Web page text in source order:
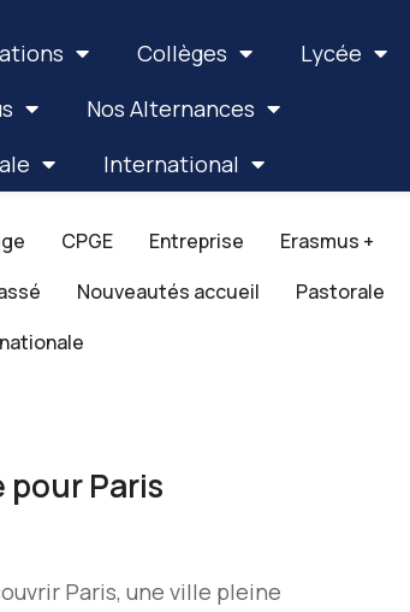
Collèges
Lycée
Nos Alternances
International
CPGE Entreprise Erasmus +
Nouveautés accueil Pastorale
pour Paris
Paris, une ville pleine